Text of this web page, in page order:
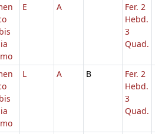
E A
Fer. 2
Hebd.
3
Quad.
L A B
Fer. 2
Hebd.
3
Quad.